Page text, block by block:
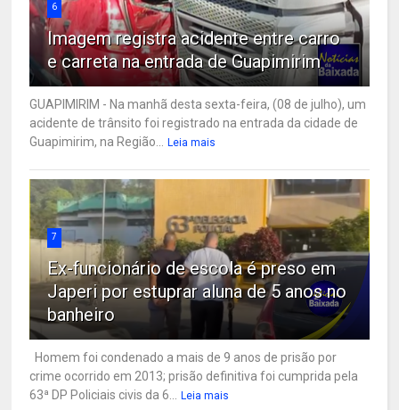
6
Imagem registra acidente entre carro
e carreta na entrada de Guapimirim
GUAPIMIRIM - Na manhã desta sexta-feira, (08 de julho), um
acidente de trânsito foi registrado na entrada da cidade de
Guapimirim, na Região...
Leia mais
7
Ex-funcionário de escola é preso em
Japeri por estuprar aluna de 5 anos no
banheiro
Homem foi condenado a mais de 9 anos de prisão por
crime ocorrido em 2013; prisão definitiva foi cumprida pela
63ª DP Policiais civis da 6...
Leia mais